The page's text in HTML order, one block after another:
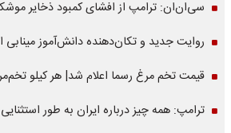
سی‌ان‌ان: ترامپ از افشای کمبود ذخایر
روایت جدید و تکان‌دهنده دانش‌آموز
قیمت تخم مرغ رسما اعلام شد| هر کیلو
ترامپ: همه چیز درباره ایران به طور